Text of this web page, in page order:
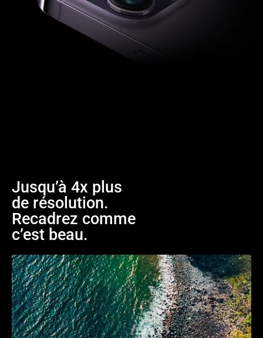
Jusqu’à 4x plus
de résolution.
Recadrez comme
c’est beau.